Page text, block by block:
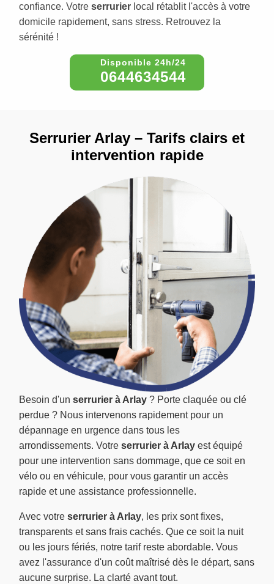
confiance. Votre serrurier local rétablit l'accès à votre
domicile rapidement, sans stress. Retrouvez la
sérénité !
0644634544
Besoin d'un serrurier à Arlay ? Porte claquée ou clé
perdue ? Nous intervenons rapidement pour un
dépannage en urgence dans tous les
arrondissements. Votre serrurier à Arlay est équipé
pour une intervention sans dommage, que ce soit en
vélo ou en véhicule, pour vous garantir un accès
rapide et une assistance professionnelle.
Avec votre serrurier à Arlay, les prix sont fixes,
transparents et sans frais cachés. Que ce soit la nuit
ou les jours fériés, notre tarif reste abordable. Vous
avez l'assurance d'un coût maîtrisé dès le départ, sans
aucune surprise. La clarté avant tout.
Serrurier Arlay – Tarifs clairs et
intervention rapide